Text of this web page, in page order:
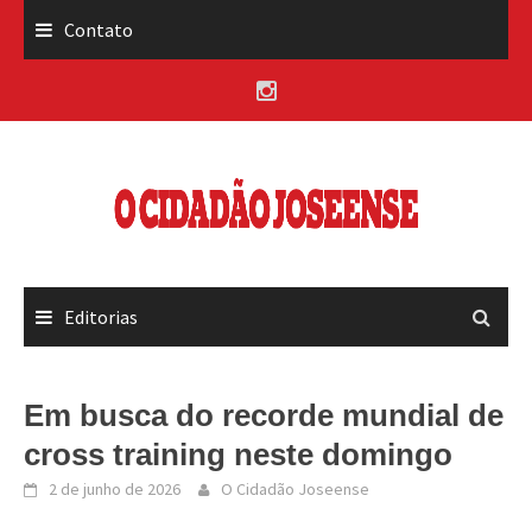
Contato
Editorias
Em busca do recorde mundial de
cross training neste domingo
2 de junho de 2026 O Cidadão Joseense